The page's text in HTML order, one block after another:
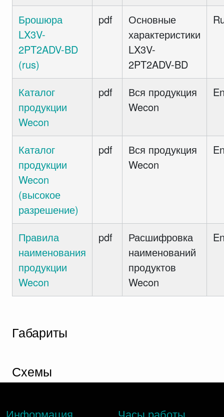
Брошюра
LX3V-
2PT2ADV-BD
(rus)
pdf
Основные
характеристики
LX3V-
2PT2ADV-BD
Каталог
продукции
Wecon
pdf
Вся продукция
Wecon
Каталог
продукции
Wecon
(высокое
разрешение)
pdf
Вся продукция
Wecon
Правила
наименования
продукции
Wecon
pdf
Расшифровка
наименований
продуктов
Wecon
Габариты
Схемы
Информация Часы работы